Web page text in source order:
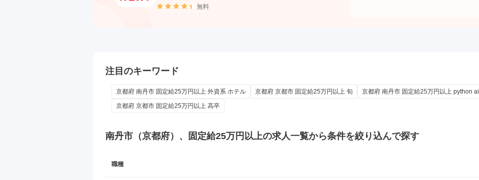
無料
注目のキーワード
京都府 南丹市 固定給25万円以上 外資系 ホテル 京都府 京都市 固定給25万円以上 旬 京都府 南丹市 固定給25万円以上 python ai
京都府 京都市 固定給25万円以上 高卒
南丹市（京都府）、固定給25万円以上の求人一覧から条件を絞り込んで探す
職種